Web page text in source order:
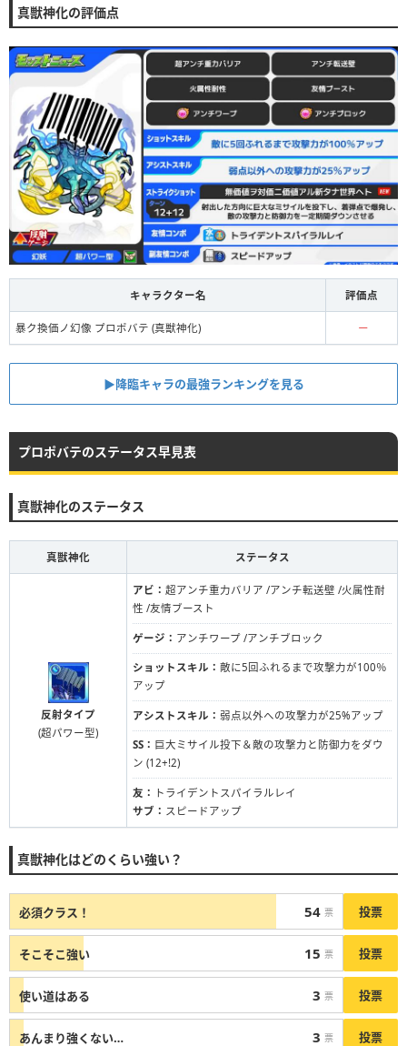
真獣神化の評価点
キャラクター名 評価点
暴ク換価ノ幻像 プロポバテ (真獣神化) ー
▶︎︎降臨キャラの最強ランキングを見る
プロポバテのステータス早見表
真獣神化のステータス
真獣神化 ステータス
反射タイプ
(超パワー型)
アビ： 超アンチ重力バリア /アンチ転送壁 /火属性耐
性 /友情ブースト
ゲージ： アンチワープ /アンチブロック
ショットスキル： 敵に5回ふれるまで攻撃力が100％
アップ
アシストスキル： 弱点以外への攻撃力が25%アップ
SS： 巨大ミサイル投下＆敵の攻撃力と防御力をダウ
ン (12+!2)
友： トライデントスパイラルレイ
サブ： スピードアップ
真獣神化はどのくらい強い？
必須クラス！ 54 票 投票
そこそこ強い 15 票 投票
使い道はある 3 票 投票
あんまり強くない… 3 票 投票